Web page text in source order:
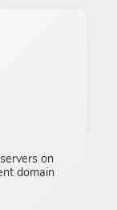
on
domain